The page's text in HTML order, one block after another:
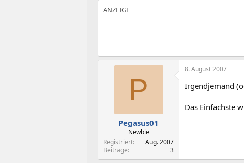
P
Pegasus01
Newbie
Registriert
Aug. 2007
Beiträge
3
8. August 2007
Irgendjemand
Das Einfachste